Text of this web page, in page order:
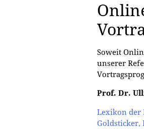
Soweit
unserer
Prof. Dr.
Lexikon der
Goldsticker,